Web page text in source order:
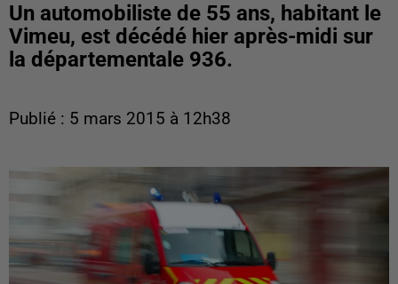
Un automobiliste de 55 ans, habitant le
Vimeu, est décédé hier après-midi sur
la départementale 936.
Publié : 5 mars 2015 à 12h38